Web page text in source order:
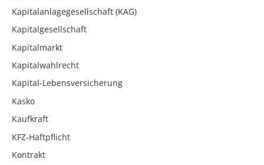
Kapitalanlagegesellschaft (KAG)
Kapitalgesellschaft
Kapitalmarkt
Kapitalwahlrecht
Kapital-Lebensversicherung
Kasko
Kaufkraft
KFZ-Haftpflicht
Kontrakt